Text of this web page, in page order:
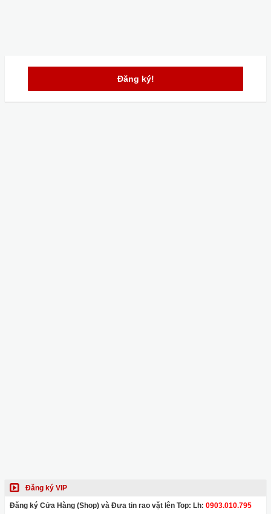
Đăng ký!
Đăng ký VIP
Đăng ký Cửa Hàng (Shop) và Đưa tin rao vặt lên Top: Lh: 0903.010.795